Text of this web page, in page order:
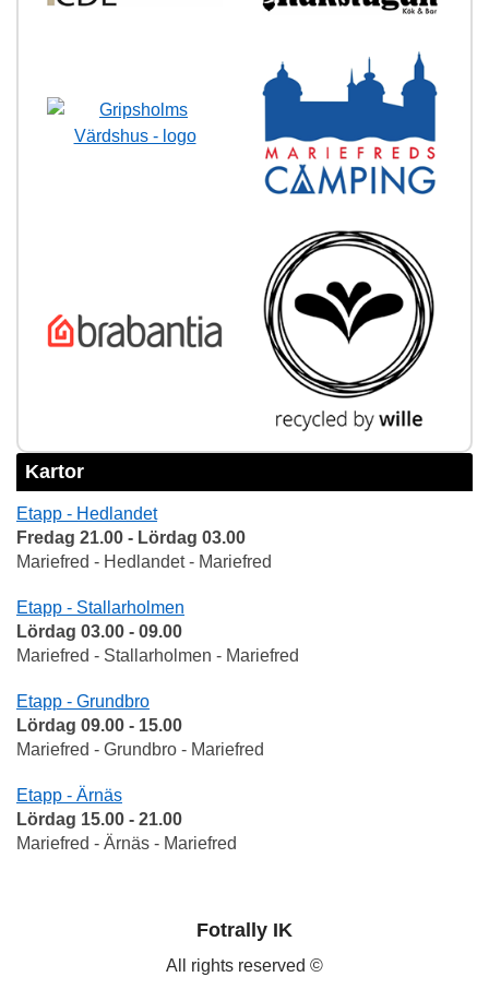
Kartor
Etapp - Hedlandet
Fredag 21.00 - Lördag 03.00
Mariefred - Hedlandet - Mariefred
Etapp - Stallarholmen
Lördag 03.00 - 09.00
Mariefred - Stallarholmen - Mariefred
Etapp - Grundbro
Lördag 09.00 - 15.00
Mariefred - Grundbro - Mariefred
Etapp - Ärnäs
Lördag 15.00 - 21.00
Mariefred - Ärnäs - Mariefred
Fotrally IK
All rights reserved ©